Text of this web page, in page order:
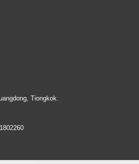
Tiongkok.